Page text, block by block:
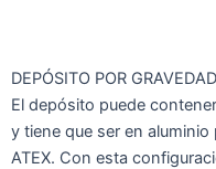
DEPÓSITO POR GRAVEDAD
El depósito puede
y tiene que ser en
ATEX. Con esta